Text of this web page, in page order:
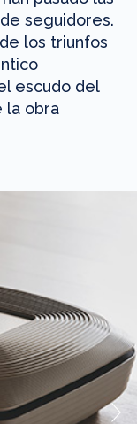
seguidores.
los triunfos
escudo del
la obra